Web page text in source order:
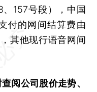
、157号段），中国
付的网间结算费由
其他现行语音网间
查阅公司股价走势、